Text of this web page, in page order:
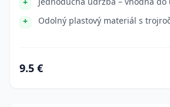
Odolný plastový materiál s
9.5 €